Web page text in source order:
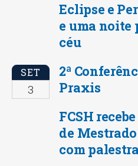
Eclipse e
e uma noite
céu
SET
3
2ª
Praxis
FCSH
de
com